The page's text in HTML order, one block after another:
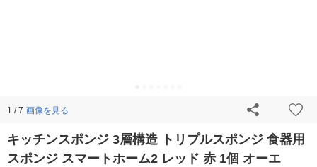
1 / 7 画像を見る
キッチンスポンジ 3層構造 トリプルスポンジ 食器用
スポンジ スマートホーム2 レッド 赤 1個 オーエ